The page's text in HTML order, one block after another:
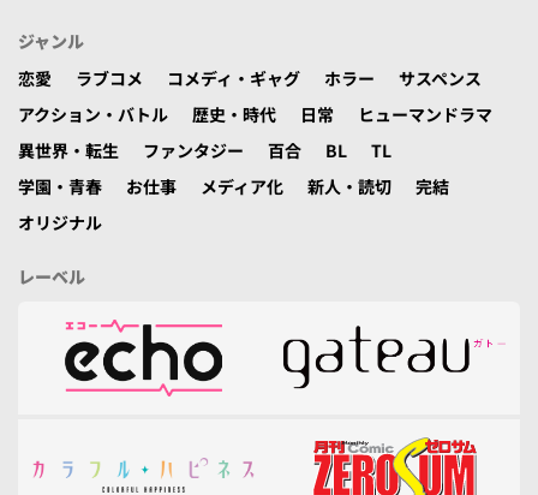
ジャンル
恋愛
ラブコメ コメディ・ギャグ ホラー
サスペンス
アクション・バトル
歴史・時代 日常
ヒューマンドラマ
異世界・転生
ファンタジー 百合 BL
TL
学園・青春
お仕事 メディア化 新人・読切
完結
オリジナル
レーベル